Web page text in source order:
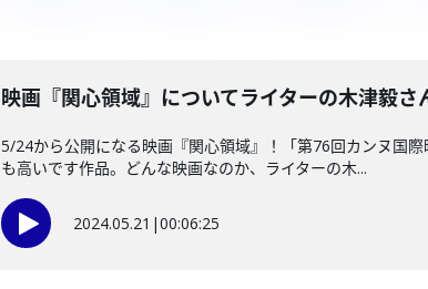
映画『関心領域』についてライターの木津毅
5/24から公開になる映画『関心領域』！「第76回カンヌ国
も高いです作品。どんな映画なのか、ライターの木...
2024.05.21 |00:06:25